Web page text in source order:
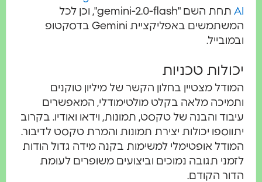
תחת השם "gemini-2.0-flash", וכן לכל
המשתמשים באפליקציית Gemini בדסקטופ
ובמובייל.
יכולות טכניות
המודל מצטיין בחלון הקשר של מיליון טוקנים
ותמיכה מלאה בקלט מולטימודלי, המאפשרים
עיבוד והבנה של טקסט, תמונות, וידאו ואודיו. בקרוב
יתווספו יכולות יצירת תמונות והמרת טקסט לדיבור.
המודל אופטימלי למשימות בקנה מידה גדול הודות
לזמני תגובה נמוכים וביצועים משופרים לעומת
הדור הקודם.